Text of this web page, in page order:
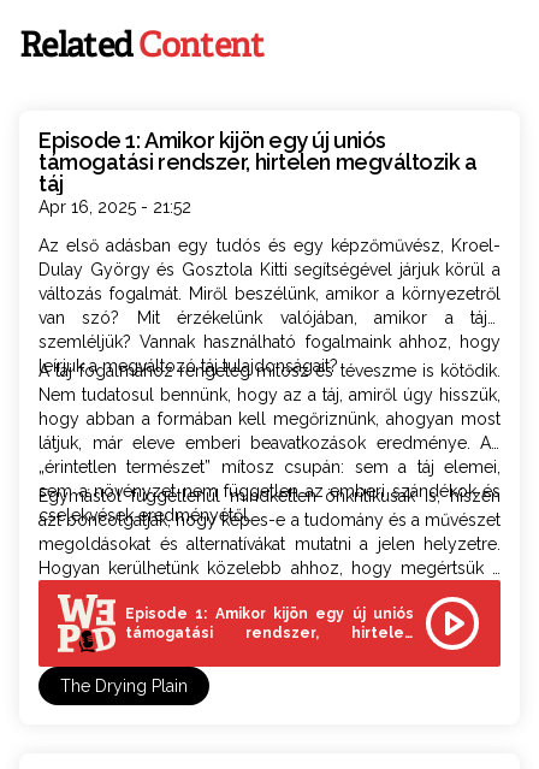
RelatedContent
Episode 1: Amikor kijön egy új uniós
támogatási rendszer, hirtelen megváltozik a
táj
Apr 16, 2025 - 21:52
Az első adásban egy tudós és egy képzőművész, Kroel-
Dulay György és Gosztola Kitti segítségével járjuk körül a
változás fogalmát. Miről beszélünk, amikor a környezetről
van szó? Mit érzékelünk valójában, amikor a tájat
szemléljük? Vannak használható fogalmaink ahhoz, hogy
leírjuk a megváltozó táj tulajdonságait?
A táj fogalmához rengeteg mítosz és téveszme is kötődik.
Nem tudatosul bennünk, hogy az a táj, amiről úgy hisszük,
hogy abban a formában kell megőriznünk, ahogyan most
látjuk, már eleve emberi beavatkozások eredménye. Az
„érintetlen természet” mítosz csupán: sem a táj elemei,
sem a növényzet nem független az emberi szándékok és
cselekvések eredményétől.
Egymástól függetlenül mindketten önkritikusak is, hiszen
azt boncolgatják, hogy képes-e a tudomány és a művészet
megoldásokat és alternatívákat mutatni a jelen helyzetre.
Hogyan kerülhetünk közelebb ahhoz, hogy megértsük a
villámgyorsan zajló változás természetét?
Episode 1: Amikor kijön egy új uniós
támogatási rendszer, hirtelen
The Drying Plain